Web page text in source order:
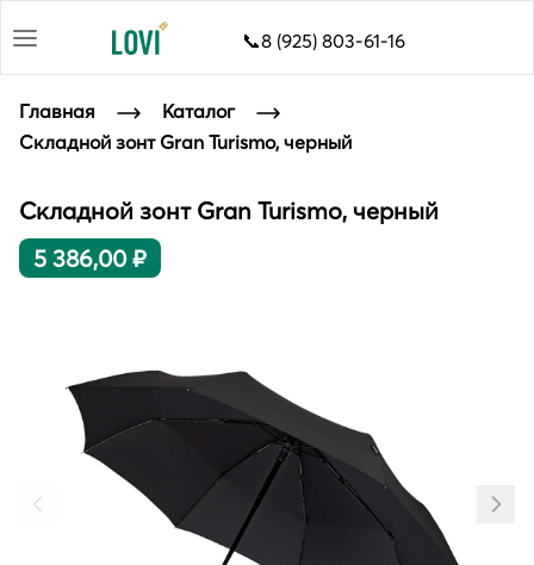
📞8 (925) 803-61-16
Главная
Каталог
Складной зонт Gran Turismo, черный
Складной зонт Gran Turismo, черный
5 386,00 ₽